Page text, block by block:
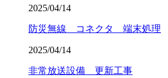
2025/04/14
防災無線 コネクタ 端末処理
2025/04/14
非常放送設備 更新工事